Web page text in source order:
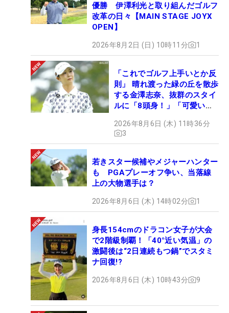
優勝 伊澤利光と取り組んだゴルフ
改革の日々【MAIN STAGE JOYX
OPEN】
2026年8月2日 (日) 10時11分 1
「これでゴルフ上手いとか反
則」 晴れ渡った緑の丘を散歩
する金澤志奈、抜群のスタイ
ルに「8頭身！」「可愛いに
2026年8月6日 (木) 11時36分
3
若きスター候補やメジャーハンター
も PGAプレーオフ争い、当落線
上の大物選手は？
2026年8月6日 (木) 14時02分 1
身長154cmのドラコン女子が大会
で2階級制覇！「40°近い気温」の
激闘後は“2日連続もつ鍋”でスタミ
ナ回復!?
2026年8月6日 (木) 10時43分 9